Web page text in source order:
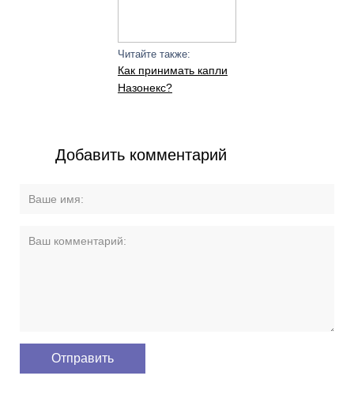
Читайте также:
Как принимать капли
Назонекс?
Добавить комментарий